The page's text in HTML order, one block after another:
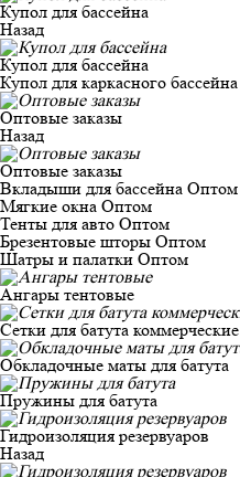
Купол для бассейна
Назад
Купол для бассейна
Купол для каркасного бассейна
Оптовые заказы
Назад
Оптовые заказы
Вкладыши для бассейна Оптом
Мягкие окна Оптом
Тенты для авто Оптом
Брезентовые шторы Оптом
Шатры и палатки Оптом
Ангары тентовые
Сетки для батута коммерческие
Обкладочные маты для батута
Пружины для батута
Гидроизоляция резервуаров
Назад